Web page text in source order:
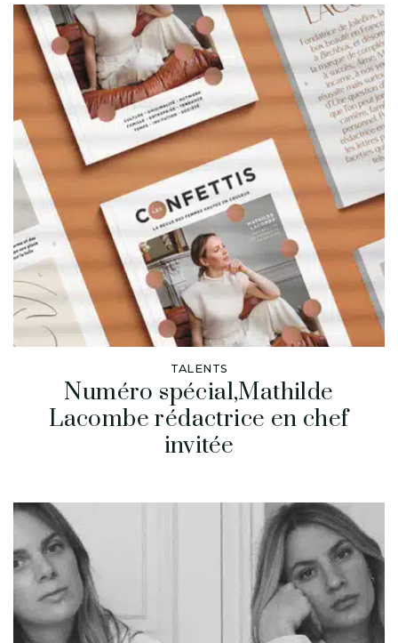
TALENTS
Numéro spécial,Mathilde
Lacombe rédactrice en chef
invitée